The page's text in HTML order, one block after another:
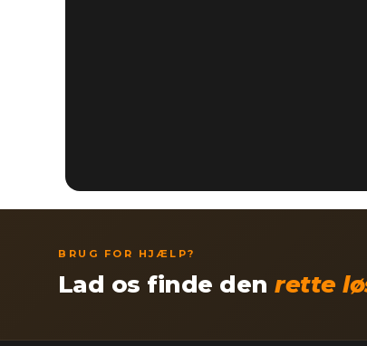
BRUG FOR HJÆLP?
Lad os finde denrette